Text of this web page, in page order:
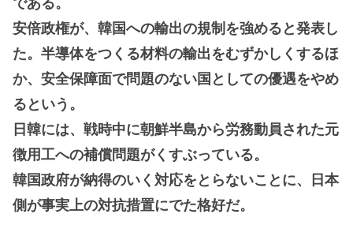
安倍政権が、韓国への輸出の規制を強めると発表し
た。半導体をつくる材料の輸出をむずかしくするほ
か、安全保障面で問題のない国としての優遇をやめ
るという。
日韓には、戦時中に朝鮮半島から労務動員された元
徴用工への補償問題がくすぶっている。
韓国政府が納得のいく対応をとらないことに、日本
側が事実上の対抗措置にでた格好だ。